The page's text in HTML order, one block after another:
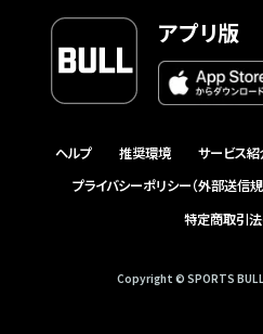
アプリ版
ヘルプ 推奨環境 サービス紹
プライバシーポリシー（外部送信
特定商取引
Copyright © SPORTS